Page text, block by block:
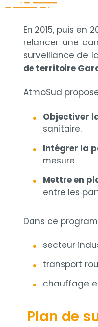
En 2015, puis en
relancer une
surveillance de
de territoire
AtmoSud
Objectiver
sanitaire.
Intégrer la
mesure.
Mettre en
entre les
Dans ce
secteur
transport
chauffage
Plan de